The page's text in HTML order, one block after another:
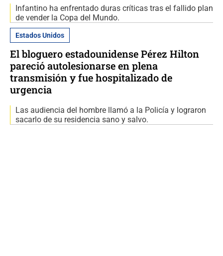
Infantino ha enfrentado duras críticas tras el fallido plan
de vender la Copa del Mundo.
Estados Unidos
El bloguero estadounidense Pérez Hilton
pareció autolesionarse en plena
transmisión y fue hospitalizado de
urgencia
Las audiencia del hombre llamó a la Policía y lograron
sacarlo de su residencia sano y salvo.